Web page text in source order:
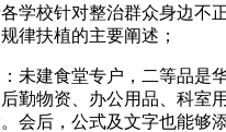
学校针对整治群众身边不
律扶植的主要阐述；
建食堂专户，二等品是华
勤物资、办公用品、科室
会后，公式及文字也能够